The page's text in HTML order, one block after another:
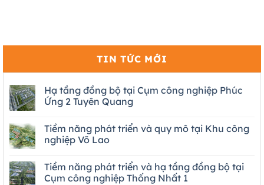
TIN TỨC MỚI
Hạ tầng đồng bộ tại Cụm công nghiệp Phúc
Ứng 2 Tuyên Quang
Tiềm năng phát triển và quy mô tại Khu công
nghiệp Võ Lao
Tiềm năng phát triển và hạ tầng đồng bộ tại
Cụm công nghiệp Thống Nhất 1